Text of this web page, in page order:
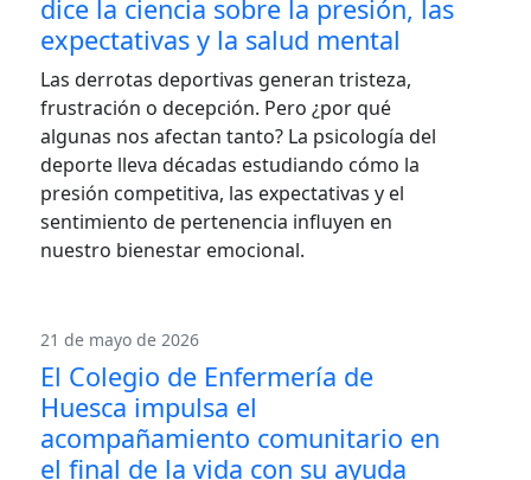
dice la ciencia sobre la presión, las
expectativas y la salud mental
Las derrotas deportivas generan tristeza,
frustración o decepción. Pero ¿por qué
algunas nos afectan tanto? La psicología del
deporte lleva décadas estudiando cómo la
presión competitiva, las expectativas y el
sentimiento de pertenencia influyen en
nuestro bienestar emocional.
21 de mayo de 2026
El Colegio de Enfermería de
Huesca impulsa el
acompañamiento comunitario en
el final de la vida con su ayuda